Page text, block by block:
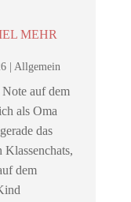
MEHR
| Allgemein
auf dem
als Oma
das
Klassenchats,
dem